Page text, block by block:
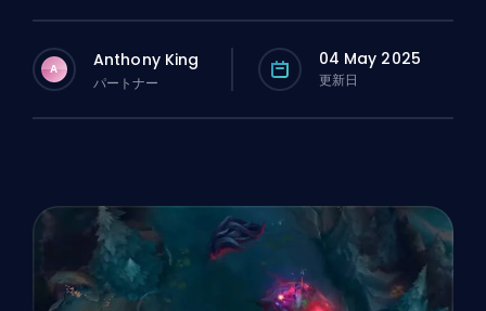
A Anthony King
パートナー
04 May 2025
更新日